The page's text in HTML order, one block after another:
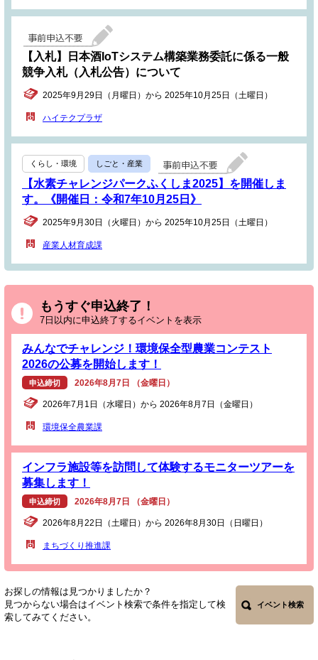
【入札】日本酒IoTシステム構築業務委託に係る一般
競争入札（入札公告）について
2025年9月29日（月曜日）から 2025年10月25日（土曜日）
ハイテクプラザ
くらし・環境 しごと・産業
【水素チャレンジパークふくしま2025】を開催しま
す。《開催日：令和7年10月25日》
2025年9月30日（火曜日）から 2025年10月25日（土曜日）
産業人材育成課
もうすぐ申込終了！
7日以内に申込終了するイベントを表示
みんなでチャレンジ！環境保全型農業コンテスト
2026の公募を開始します！
申込締切 2026年8月7日 （金曜日）
2026年7月1日（水曜日）から 2026年8月7日（金曜日）
環境保全農業課
インフラ施設等を訪問して体験するモニターツアーを
募集します！
申込締切 2026年8月7日 （金曜日）
2026年8月22日（土曜日）から 2026年8月30日（日曜日）
まちづくり推進課
お探しの情報は見つかりましたか？
見つからない場合はイベント検索で条件を指定して検
索してみてください。
イベント検索